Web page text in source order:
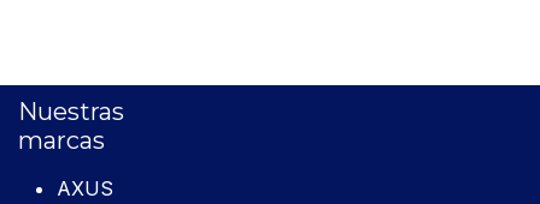
Nuestras
marcas
AXUS